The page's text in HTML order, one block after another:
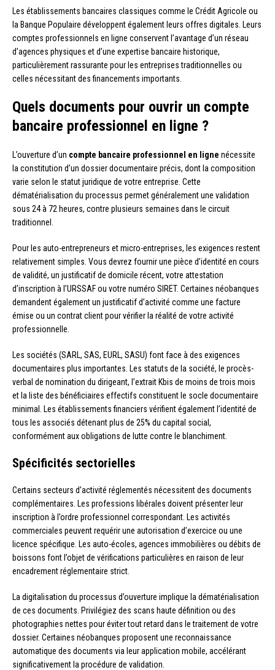
Les établissements bancaires classiques comme le Crédit Agricole ou
la Banque Populaire développent également leurs offres digitales. Leurs
comptes professionnels en ligne conservent l’avantage d’un réseau
d’agences physiques et d’une expertise bancaire historique,
particulièrement rassurante pour les entreprises traditionnelles ou
celles nécessitant des financements importants.
Quels documents pour ouvrir un compte
bancaire professionnel en ligne ?
L’ouverture d’un compte bancaire professionnel en ligne nécessite
la constitution d’un dossier documentaire précis, dont la composition
varie selon le statut juridique de votre entreprise. Cette
dématérialisation du processus permet généralement une validation
sous 24 à 72 heures, contre plusieurs semaines dans le circuit
traditionnel.
Pour les auto-entrepreneurs et micro-entreprises, les exigences restent
relativement simples. Vous devrez fournir une pièce d’identité en cours
de validité, un justificatif de domicile récent, votre attestation
d’inscription à l’URSSAF ou votre numéro SIRET. Certaines néobanques
demandent également un justificatif d’activité comme une facture
émise ou un contrat client pour vérifier la réalité de votre activité
professionnelle.
Les sociétés (SARL, SAS, EURL, SASU) font face à des exigences
documentaires plus importantes. Les statuts de la société, le procès-
verbal de nomination du dirigeant, l’extrait Kbis de moins de trois mois
et la liste des bénéficiaires effectifs constituent le socle documentaire
minimal. Les établissements financiers vérifient également l’identité de
tous les associés détenant plus de 25% du capital social,
conformément aux obligations de lutte contre le blanchiment.
Spécificités sectorielles
Certains secteurs d’activité réglementés nécessitent des documents
complémentaires. Les professions libérales doivent présenter leur
inscription à l’ordre professionnel correspondant. Les activités
commerciales peuvent requérir une autorisation d’exercice ou une
licence spécifique. Les auto-écoles, agences immobilières ou débits de
boissons font l’objet de vérifications particulières en raison de leur
encadrement réglementaire strict.
La digitalisation du processus d’ouverture implique la dématérialisation
de ces documents. Privilégiez des scans haute définition ou des
photographies nettes pour éviter tout retard dans le traitement de votre
dossier. Certaines néobanques proposent une reconnaissance
automatique des documents via leur application mobile, accélérant
significativement la procédure de validation.